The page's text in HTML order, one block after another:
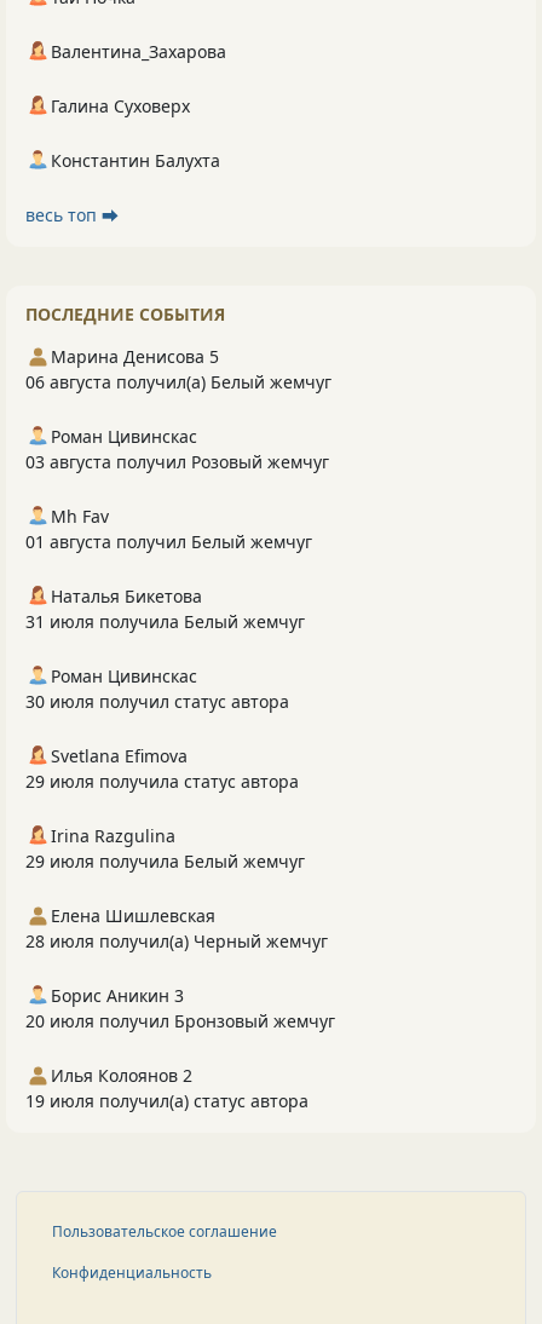
Валентина_Захарова
Галина Суховерх
Константин Балухта
весь топ ⮕
ПОСЛЕДНИЕ СОБЫТИЯ
Марина Денисова 5
06 августа получил(а) Белый жемчуг
Роман Цивинскас
03 августа получил Розовый жемчуг
Mh Fav
01 августа получил Белый жемчуг
Наталья Бикетова
31 июля получила Белый жемчуг
Роман Цивинскас
30 июля получил статус автора
Svetlana Efimova
29 июля получила статус автора
Irina Razgulina
29 июля получила Белый жемчуг
Елена Шишлевская
28 июля получил(а) Черный жемчуг
Борис Аникин 3
20 июля получил Бронзовый жемчуг
Илья Колоянов 2
19 июля получил(а) статус автора
Пользовательское соглашение
Конфиденциальность